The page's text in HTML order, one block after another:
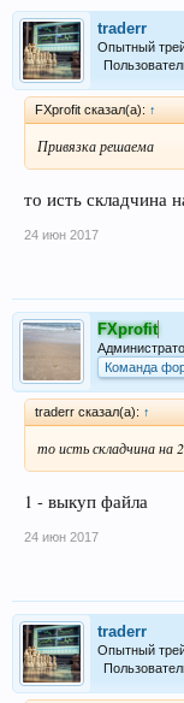
Всем профита!
traderr
Опытный
FXprofit сказал(а): ↑
Привязка решаема
то исть складчина
24 июн 2017
FXprofit
Команда
traderr сказал(а): ↑
то исть складчина на
1 - выкуп файла
24 июн 2017
traderr
Опытный